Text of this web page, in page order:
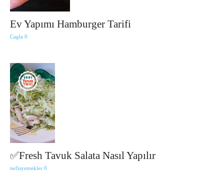
Ev Yapımı Hamburger Tarifi
Cagla 0
✅Fresh Tavuk Salata Nasıl Yapılır
nefisyemekler 0